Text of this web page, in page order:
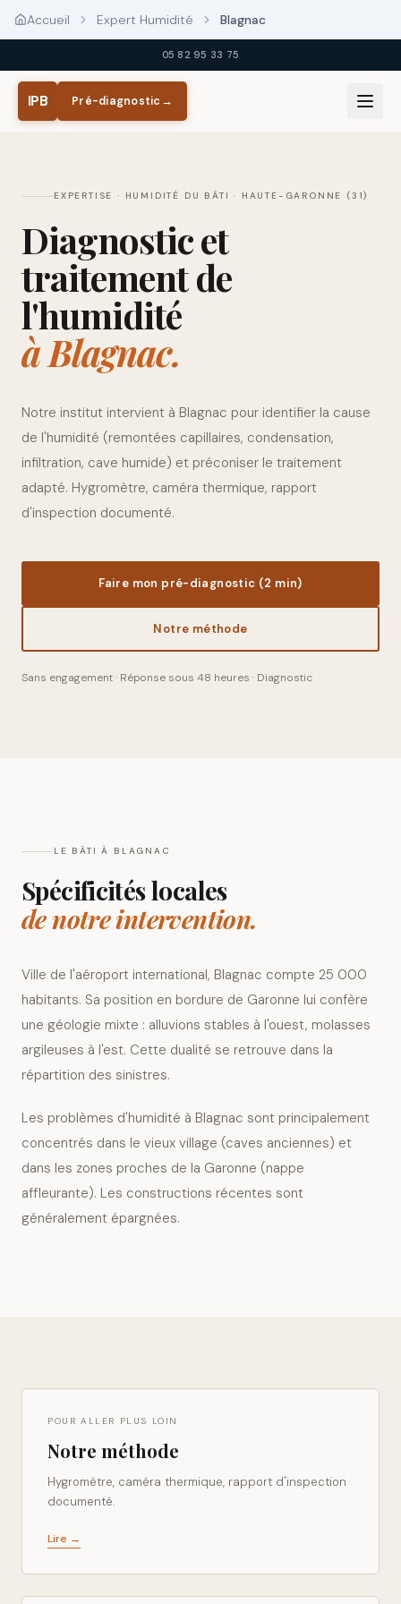
Aller au contenu principal
Accueil Expert Humidité Blagnac
05 82 95 33 75
IPB Pré-diagnostic →
EXPERTISE · HUMIDITÉ DU BÂTI · HAUTE-GARONNE (31)
Diagnostic et
traitement de
l'humidité
àBlagnac.
Notre institut intervient à Blagnac pour identifier la cause
de l'humidité (remontées capillaires, condensation,
infiltration, cave humide) et préconiser le traitement
adapté. Hygromètre, caméra thermique, rapport
d'inspection documenté.
Faire mon pré-diagnostic (2 min)
Notre méthode
Sans engagement · Réponse sous 48 heures · Diagnostic
LE BÂTI À BLAGNAC
Spécificités locales
de notre intervention.
Ville de l'aéroport international, Blagnac compte 25 000
habitants. Sa position en bordure de Garonne lui confère
une géologie mixte : alluvions stables à l'ouest, molasses
argileuses à l'est. Cette dualité se retrouve dans la
répartition des sinistres.
Les problèmes d'humidité à Blagnac sont principalement
concentrés dans le vieux village (caves anciennes) et
dans les zones proches de la Garonne (nappe
affleurante). Les constructions récentes sont
généralement épargnées.
POUR ALLER PLUS LOIN
Notre méthode
Hygromètre, caméra thermique, rapport d'inspection
documenté.
Lire →